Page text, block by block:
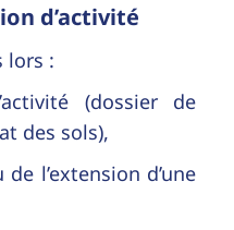
d’activité
lors :
(dossier de
des sols),
l’extension d’une